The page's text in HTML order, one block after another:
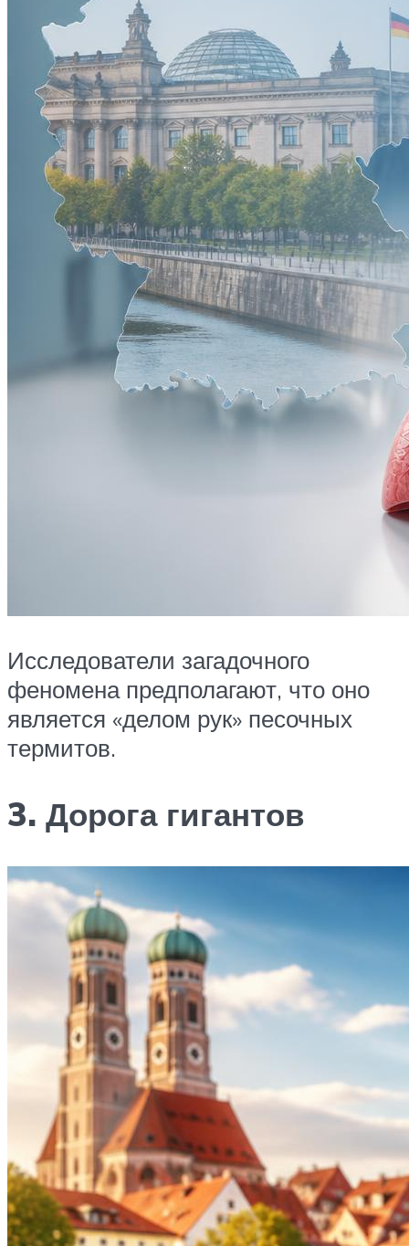
Исследователи загадочного
феномена предполагают, что оно
‎является «делом рук» песочных
термитов.
3. Дорога гигантов